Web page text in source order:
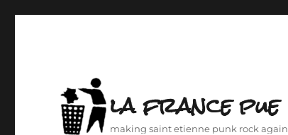
la france pue
making saint etienne punk rock again